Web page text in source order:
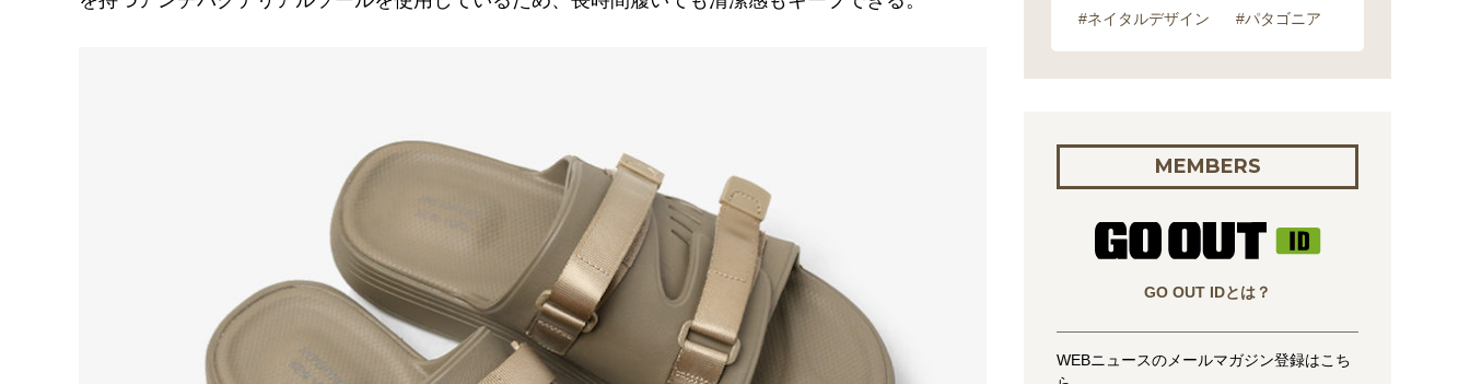
#ネイタルデザイン
#パタゴニア
MEMBERS
GO OUT IDとは？
WEBニュースのメールマガジン登録はこち